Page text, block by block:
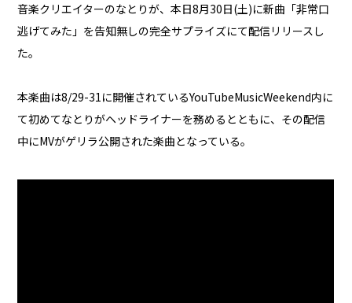
音楽クリエイターのなとりが、本日8月30日(土)に新曲「非常口
逃げてみた」を告知無しの完全サプライズにて配信リリースし
た。
本楽曲は8/29-31に開催されているYouTubeMusicWeekend内に
て初めてなとりがヘッドライナーを務めるとともに、その配信
中にMVがゲリラ公開された楽曲となっている。